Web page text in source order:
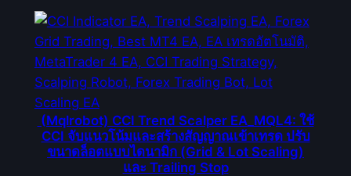
(Mqlrobot) CCI Trend Scalper EA_MQL4: ใช้
CCI จับแนวโน้มและสร้างสัญญาณเข้าเทรด ปรับ
ขนาดล็อตแบบไดนามิก (Grid & Lot Scaling)
และ Trailing Stop